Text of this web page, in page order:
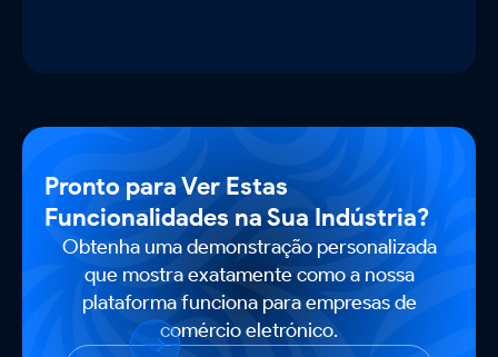
Pronto para Ver Estas
Funcionalidades na Sua Indústria?
Obtenha uma demonstração personalizada
que mostra exatamente como a nossa
plataforma funciona para empresas de
comércio eletrónico.